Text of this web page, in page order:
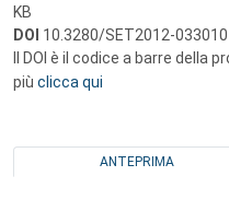
KB
DOI 10.3280/SET2012-033010
Il DOI è il codice a barre della
più clicca qui
ANTEPRIMA